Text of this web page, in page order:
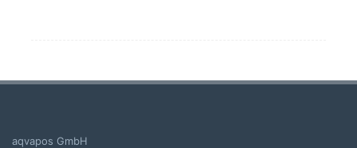
aqvapos GmbH